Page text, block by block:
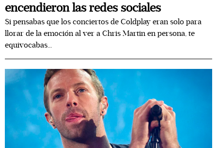
encendieron las redes sociales
Si pensabas que los conciertos de Coldplay eran solo para
llorar de la emoción al ver a Chris Martin en persona, te
equivocabas...